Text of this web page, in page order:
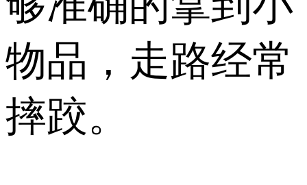
物品，走路经常
摔跤。